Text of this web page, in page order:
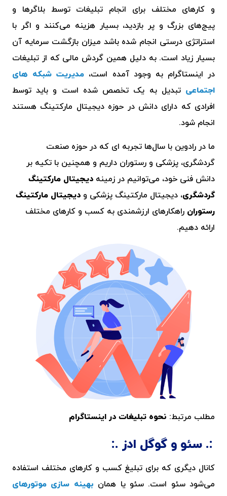
و کارهای مختلف برای انجام تبلیغات توسط بلاگرها و
پیج‌های بزرگ و پر بازدید، بسیار هزینه می‌کنند و اگر با
استراتژی درستی انجام شده باشد میزان بازگشت سرمایه آن
بسیار زیاد است. به دلیل همین گردش مالی که از تبلیغات
در اینستاگرام به وجود آمده است، مدیریت شبکه های
اجتماعی تبدیل به یک تخصص شده است و باید توسط
افرادی که دارای دانش در حوزه دیجیتال مارکتینگ هستند
انجام شود.
ما در رادوین با سال‌ها تجربه ای که در حوزه صنعت
گردشگری، پزشکی و رستوران داریم و همچنین با تکیه بر
دانش فنی خود، می‌توانیم در زمینه دیجیتال مارکتینگ
گردشگری، دیجیتال مارکتینگ پزشکی و دیجیتال مارکتینگ
رستوران راهکارهای ارزشمندی به کسب و کارهای مختلف
ارائه دهیم.
مطلب مرتبط: نحوه تبلیغات در اینستاگرام
سئو و گوگل ادز
کانال دیگری که برای تبلیغ کسب و کار‌های مختلف استفاده
می‌شود سئو است. سئو یا همان بهینه سازی موتورهای